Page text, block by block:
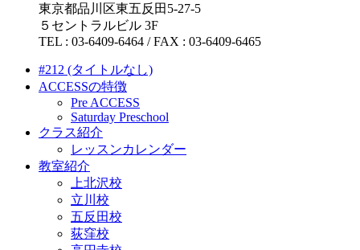
東京都品川区東五反田5-27-5
５セントラルビル 3F
TEL : 03-6409-6464 / FAX : 03-6409-6465
#212 (タイトルなし)
ACCESSの特徴
Pre ACCESS
Saturday Preschool
クラス紹介
レッスンカレンダー
教室紹介
上北沢校
立川校
五反田校
荻窪校